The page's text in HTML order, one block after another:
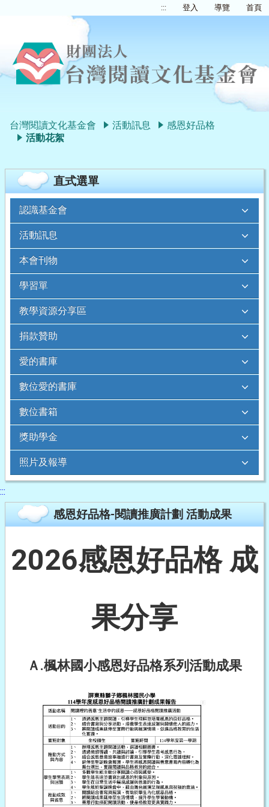
::: 登入 導覽 首頁
台灣閱讀文化基金會 活動訊息
感恩好品格
活動花絮
直式選單
認識基金會
活動訊息
本會刊物
學習單
教學資源分享區
捐款贊助
愛的書庫
數位愛的書庫
數位書箱
獎助學金
照片及報導
:::
感恩好品格-閱讀推廣計劃 活動成果
2026感恩好品格 成
果分享
Ａ.楓林國小感恩好品格系列活動成果